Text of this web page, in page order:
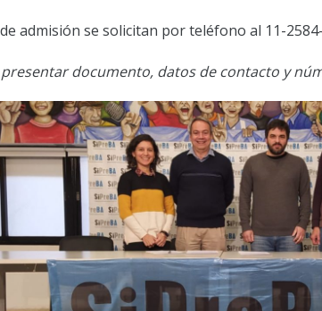
admisión se solicitan por teléfono al 11-
documento, datos de contacto y